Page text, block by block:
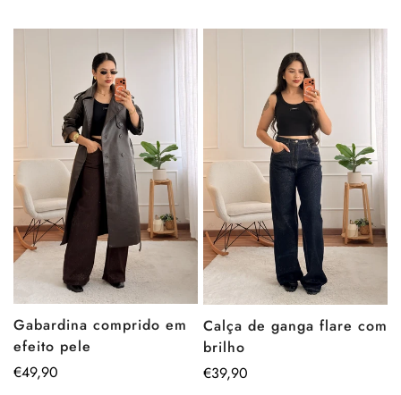
Gabardina comprido em
efeito pele
Preço
€49,90
Calça de ganga flare com
brilho
Preço
€39,90